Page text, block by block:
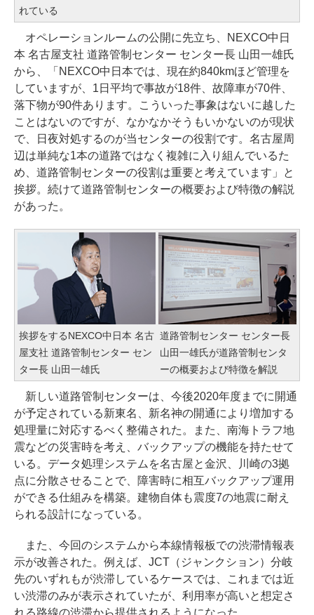
れている
オペレーションルームの公開に先立ち、NEXCO中日
本 名古屋支社 道路管制センター センター長 山田一雄氏
から、「NEXCO中日本では、現在約840kmほど管理を
していますが、1日平均で事故が18件、故障車が70件、
落下物が90件あります。こういった事象はないに越した
ことはないのですが、なかなかそうもいかないのが現状
で、日夜対処するのが当センターの役割です。名古屋周
辺は単純な1本の道路ではなく複雑に入り組んでいるた
め、道路管制センターの役割は重要と考えています」と
挨拶。続けて道路管制センターの概要および特徴の解説
があった。
挨拶をするNEXCO中日本 名古
屋支社 道路管制センター セン
ター長 山田一雄氏
道路管制センター センター長
山田一雄氏が道路管制センタ
ーの概要および特徴を解説
新しい道路管制センターは、今後2020年度までに開通
が予定されている新東名、新名神の開通により増加する
処理量に対応するべく整備された。また、南海トラフ地
震などの災害時を考え、バックアップの機能を持たせて
いる。データ処理システムを名古屋と金沢、川崎の3拠
点に分散させることで、障害時に相互バックアップ運用
ができる仕組みを構築。建物自体も震度7の地震に耐え
られる設計になっている。
また、今回のシステムから本線情報板での渋滞情報表
示が改善された。例えば、JCT（ジャンクション）分岐
先のいずれもが渋滞しているケースでは、これまでは近
い渋滞のみが表示されていたが、利用率が高いと想定さ